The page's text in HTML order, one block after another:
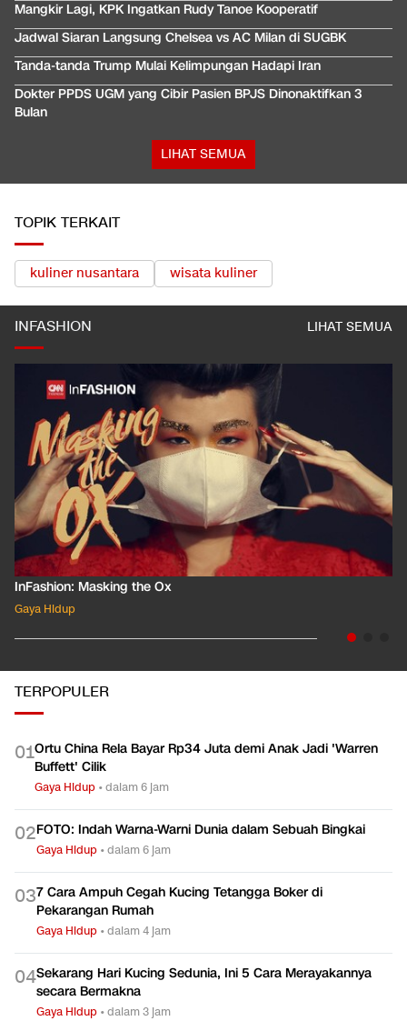
Mangkir Lagi, KPK Ingatkan Rudy Tanoe Kooperatif
Jadwal Siaran Langsung Chelsea vs AC Milan di SUGBK
Tanda-tanda Trump Mulai Kelimpungan Hadapi Iran
Dokter PPDS UGM yang Cibir Pasien BPJS Dinonaktifkan 3
Bulan
LIHAT SEMUA
TOPIK TERKAIT
kuliner nusantara wisata kuliner
INFASHION LIHAT SEMUA
InFashion: Masking the Ox
Gaya Hidup
TERPOPULER
01Ortu China Rela Bayar Rp34 Juta demi Anak Jadi 'Warren
Buffett' Cilik
Gaya Hidup •dalam 6 jam
02FOTO: Indah Warna-Warni Dunia dalam Sebuah Bingkai
Gaya Hidup •dalam 6 jam
037 Cara Ampuh Cegah Kucing Tetangga Boker di
Pekarangan Rumah
Gaya Hidup •dalam 4 jam
04Sekarang Hari Kucing Sedunia, Ini 5 Cara Merayakannya
secara Bermakna
Gaya Hidup •dalam 3 jam